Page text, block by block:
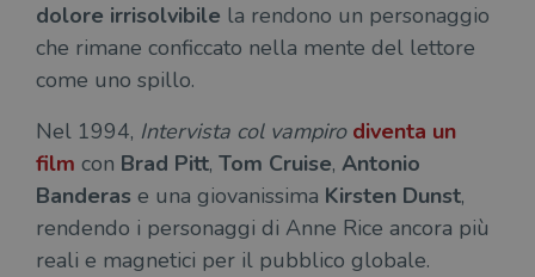
dolore irrisolvibile la rendono un personaggio
che rimane conficcato nella mente del lettore
come uno spillo.
Nel 1994, Intervista col vampiro diventa un
film con Brad Pitt, Tom Cruise, Antonio
Banderas e una giovanissima Kirsten Dunst,
rendendo i personaggi di Anne Rice ancora più
reali e magnetici per il pubblico globale.